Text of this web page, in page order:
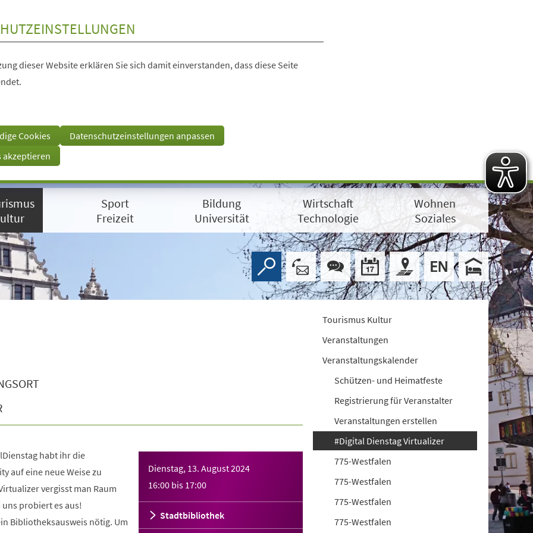
dieser Website erklären Sie sich damit einverstanden, dass diese Seite
Cookies
Datenschutzeinstellungen anpassen
akzeptieren
Sport
Freizeit
Bildung
Universität
Wirtschaft
Technologie
Wohnen
Soziales
Dienstag, 13. August 2024
16:00 bis 17:00
Stadtbibliothek
habt ihr die
auf eine neue Weise zu
vergisst man Raum
probiert es aus!
Bibliotheksausweis nötig. Um
Tourismus Kultur
Veranstaltungen
Veranstaltungskalender
Schützen- und Heimatfeste
Registrierung für Veranstalter
Veranstaltungen erstellen
#Digital Dienstag Virtualizer
775-Westfalen
775-Westfalen
775-Westfalen
775-Westfalen